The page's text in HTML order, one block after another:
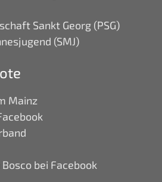
Sankt Georg (PSG)
(SMJ)
Mainz
bei Facebook